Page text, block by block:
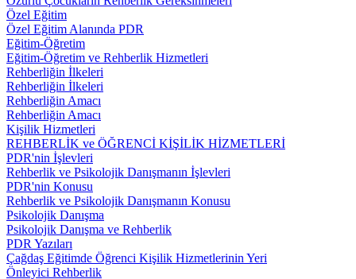
Özel Eğitim
Özel Eğitim Alanında PDR
Eğitim-Öğretim
Eğitim-Öğretim ve Rehberlik Hizmetleri
Rehberliğin İlkeleri
Rehberliğin İlkeleri
Rehberliğin Amacı
Rehberliğin Amacı
Kişilik Hizmetleri
REHBERLİK ve ÖĞRENCİ KİŞİLİK HİZMETLERİ
PDR'nin İşlevleri
Rehberlik ve Psikolojik Danışmanın İşlevleri
PDR'nin Konusu
Rehberlik ve Psikolojik Danışmanın Konusu
Psikolojik Danışma
Psikolojik Danışma ve Rehberlik
PDR Yazıları
Çağdaş Eğitimde Öğrenci Kişilik Hizmetlerinin Yeri
Önleyici Rehberlik